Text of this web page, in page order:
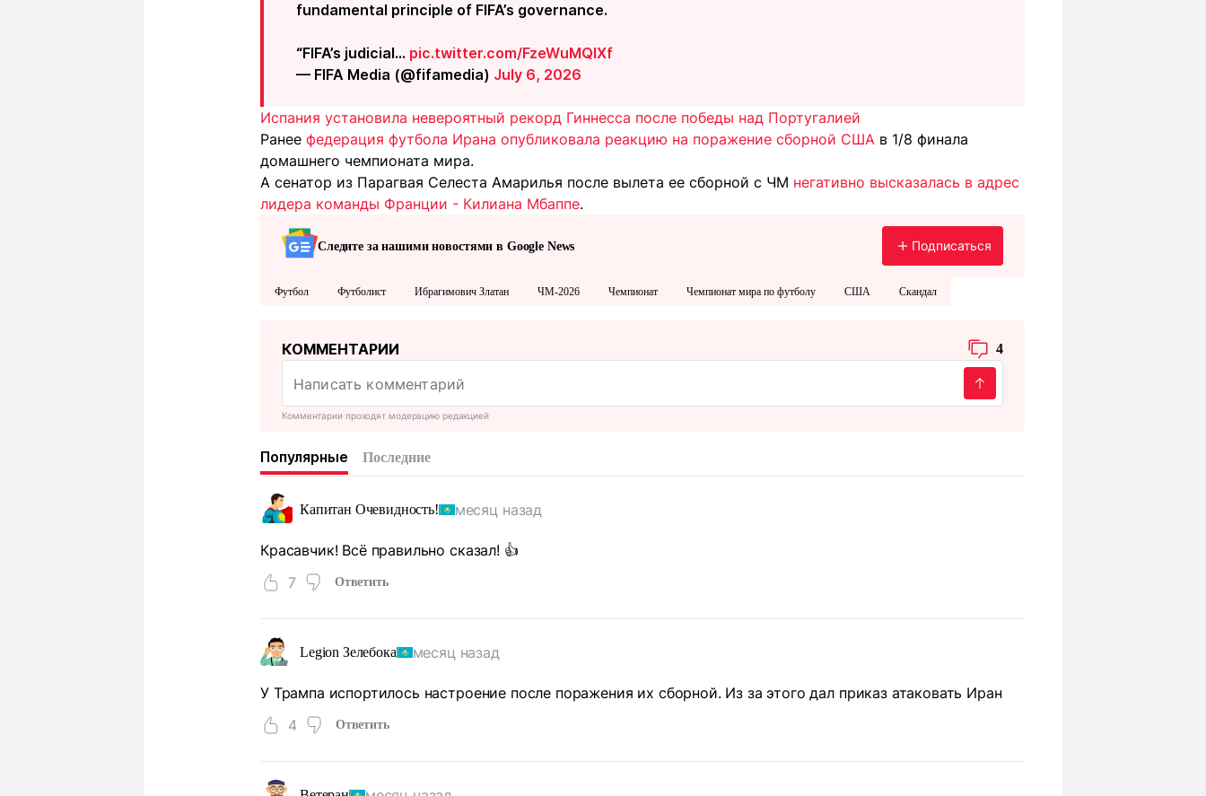
fundamental principle of FIFA’s governance.
“FIFA’s judicial… pic.twitter.com/FzeWuMQIXf
— FIFA Media (@fifamedia) July 6, 2026
Испания установила невероятный рекорд Гиннесса после победы над Португалией
Ранее федерация футбола Ирана опубликовала реакцию на поражение сборной США в 1/8 финала
домашнего чемпионата мира.
А сенатор из Парагвая Селеста Амарилья после вылета ее сборной с ЧМ негативно высказалась в адрес
лидера команды Франции - Килиана Мбаппе.
Следите за нашими новостями в Google News Подписаться
Футбол Футболист Ибрагимович Златан ЧМ-2026 Чемпионат Чемпионат мира по футболу США Скандал
КОММЕНТАРИИ 4
Комментарии проходят модерацию редакцией
Популярные Последние
Капитан Очевидность! месяц назад
Красавчик! Всё правильно сказал! 👍
7
Ответить
Legion Зелебока месяц назад
У Трампа испортилось настроение после поражения их сборной. Из за этого дал приказ атаковать Иран
4
Ответить